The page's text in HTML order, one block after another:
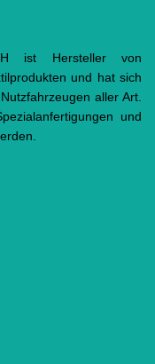
ist Hersteller von
und hat sich
aller Art.
und